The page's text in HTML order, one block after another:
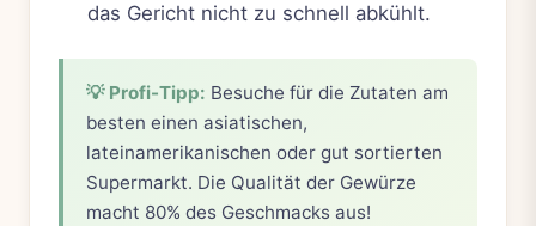
das Gericht nicht zu schnell abkühlt.
💡 Profi-Tipp: Besuche für die Zutaten am
besten einen asiatischen,
lateinamerikanischen oder gut sortierten
Supermarkt. Die Qualität der Gewürze
macht 80% des Geschmacks aus!